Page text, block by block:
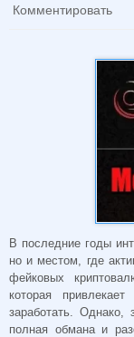
Комментировать
В последние годы
но и местом, где
фейковых
которая
заработать. Однако,
полная обмана и